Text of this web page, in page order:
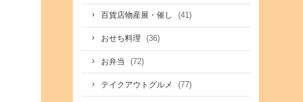
百貨店物産展・催し (41)
おせち料理 (36)
お弁当 (72)
テイクアウトグルメ (77)